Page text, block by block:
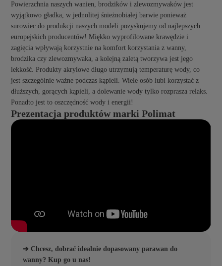
Powierzchnia naszych wanien, brodzików i zlewozmywaków jest
wyjątkowo gładka, w jednolitej śnieżnobiałej barwie ponieważ
surowiec do produkcji naszych modeli pozyskujemy od najlepszych
europejskich producentów! Miękko wyprofilowane krawędzie i
zagięcia wpływają korzystnie na komfort korzystania z wanny,
brodzika czy zlewozmywaka, a kolejną zaletą tworzywa jest jego
lekkość. Produkty akrylowe długo utrzymują temperaturę wody, co
jest szczególnie ważne podczas kąpieli. Wiele osób lubi korzystać z
dłuższych, gorących kąpieli, a dolewanie wody tylko rozprasza relaks.
Ponadto jest to oszczędność wody i energii!
Prezentacja produktów marki Polimat
➔ Chcesz, dobrać idealnie dopasowany parawan do
wanny? Kup go u nas!